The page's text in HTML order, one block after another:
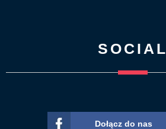
SOCIAL
Dołącz do nas